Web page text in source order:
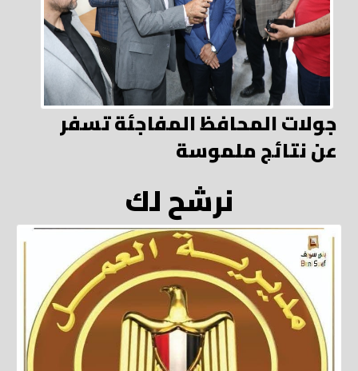
جولات المحافظ المفاجئة تسفر
عن نتائج ملموسة
نرشح لك